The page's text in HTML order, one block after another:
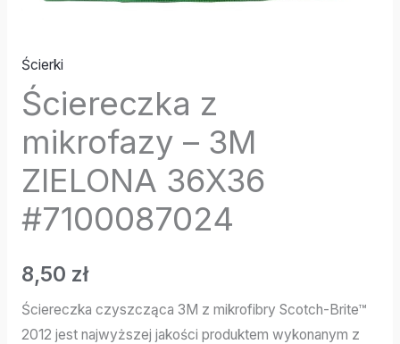
Ścierki
Ściereczka z
mikrofazy – 3M
ZIELONA 36X36
#7100087024
8,50 zł
Ściereczka czyszcząca 3M z mikrofibry Scotch-Brite™
2012 jest najwyższej jakości produktem wykonanym z